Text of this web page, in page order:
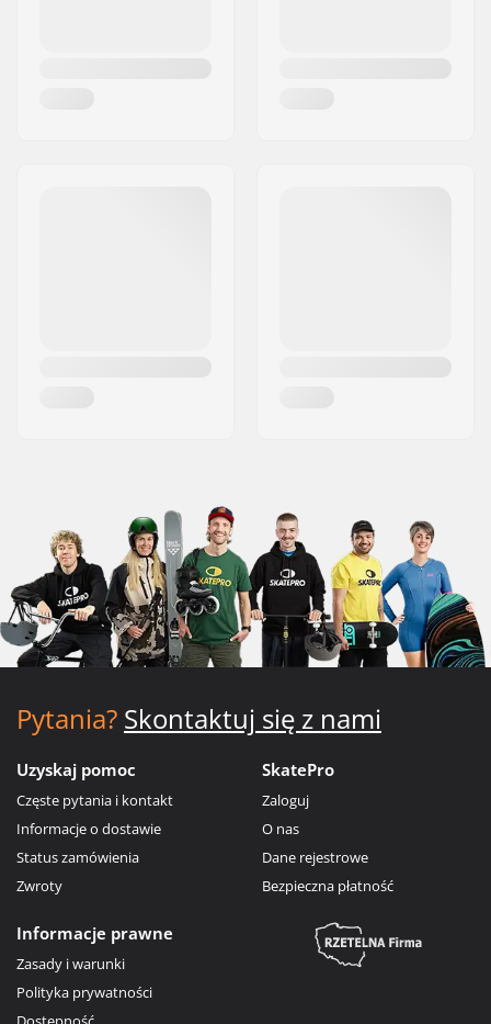
Pytania? Skontaktuj się z nami
Uzyskaj pomoc
Częste pytania i kontakt
Informacje o dostawie
Status zamówienia
Zwroty
SkatePro
Zaloguj
O nas
Dane rejestrowe
Bezpieczna płatność
Informacje prawne
Zasady i warunki
Polityka prywatności